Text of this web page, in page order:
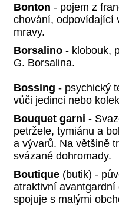
Bonton - pojem z
chování, odpovídající
mravy.
Borsalino - klobouk,
G. Borsalina.
Bossing - psychický
vůči jedinci nebo
Bouquet garni -
petržele, tymiánu a
a vývarů. Na většině
svázané dohromady.
Boutique (butik) -
atraktivní
spojuje s malými